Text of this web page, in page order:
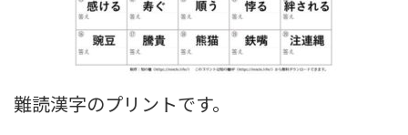
難読漢字のプリントです。